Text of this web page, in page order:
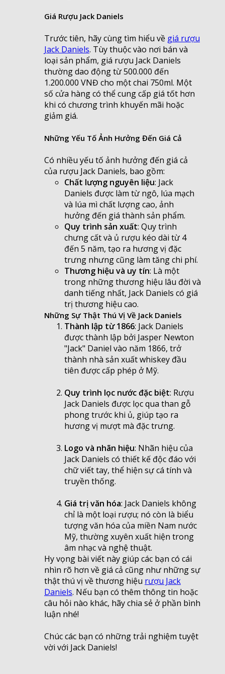
Giá Rượu Jack Daniels
Trước tiên, hãy cùng tìm hiểu về giá rượu
Jack Daniels. Tùy thuộc vào nơi bán và
loại sản phẩm, giá rượu Jack Daniels
thường dao động từ 500.000 đến
1.200.000 VNĐ cho một chai 750ml. Một
số cửa hàng có thể cung cấp giá tốt hơn
khi có chương trình khuyến mãi hoặc
giảm giá.
Những Yếu Tố Ảnh Hưởng Đến Giá Cả
Có nhiều yếu tố ảnh hưởng đến giá cả
của rượu Jack Daniels, bao gồm:
Chất lượng nguyên liệu: Jack
Daniels được làm từ ngô, lúa mạch
và lúa mì chất lượng cao, ảnh
hưởng đến giá thành sản phẩm.
Quy trình sản xuất: Quy trình
chưng cất và ủ rượu kéo dài từ 4
đến 5 năm, tạo ra hương vị đặc
trưng nhưng cũng làm tăng chi phí.
Thương hiệu và uy tín: Là một
trong những thương hiệu lâu đời và
danh tiếng nhất, Jack Daniels có giá
trị thương hiệu cao.
Những Sự Thật Thú Vị Về Jack Daniels
Thành lập từ 1866: Jack Daniels
được thành lập bởi Jasper Newton
"Jack" Daniel vào năm 1866, trở
thành nhà sản xuất whiskey đầu
tiên được cấp phép ở Mỹ.
Quy trình lọc nước đặc biệt: Rượu
Jack Daniels được lọc qua than gỗ
phong trước khi ủ, giúp tạo ra
hương vị mượt mà đặc trưng.
Logo và nhãn hiệu: Nhãn hiệu của
Jack Daniels có thiết kế độc đáo với
chữ viết tay, thể hiện sự cá tính và
truyền thống.
Giá trị văn hóa: Jack Daniels không
chỉ là một loại rượu; nó còn là biểu
tượng văn hóa của miền Nam nước
Mỹ, thường xuyên xuất hiện trong
âm nhạc và nghệ thuật.
Hy vọng bài viết này giúp các bạn có cái
nhìn rõ hơn về giá cả cũng như những sự
thật thú vị về thương hiệu rượu Jack
Daniels. Nếu bạn có thêm thông tin hoặc
câu hỏi nào khác, hãy chia sẻ ở phần bình
luận nhé!
Chúc các bạn có những trải nghiệm tuyệt
vời với Jack Daniels!